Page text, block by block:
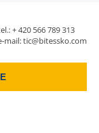
+ 420 566 789 313
mail:tic@bitessko.com